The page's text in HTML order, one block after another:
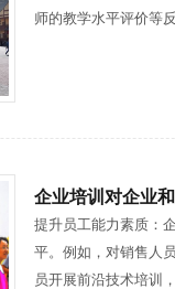
师的教学水平评价等
企业培训对企业
提升员工能力素质：
平。例如，对销售人
员开展前沿技术培训